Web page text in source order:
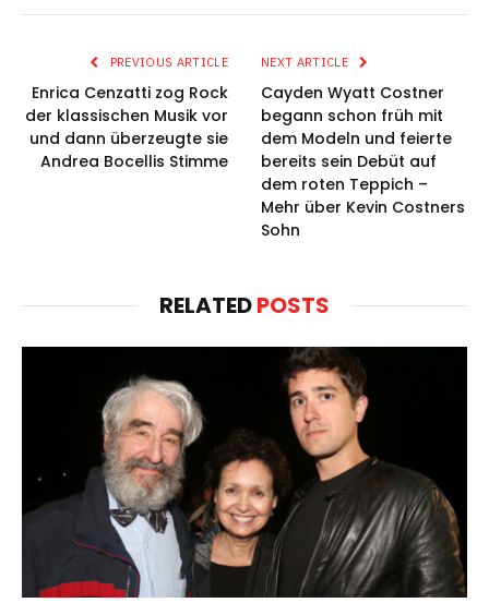
PREVIOUS ARTICLE
Enrica Cenzatti zog Rock
der klassischen Musik vor
und dann überzeugte sie
Andrea Bocellis Stimme
NEXT ARTICLE
Cayden Wyatt Costner
begann schon früh mit
dem Modeln und feierte
bereits sein Debüt auf
dem roten Teppich –
Mehr über Kevin Costners
Sohn
RELATEDPOSTS